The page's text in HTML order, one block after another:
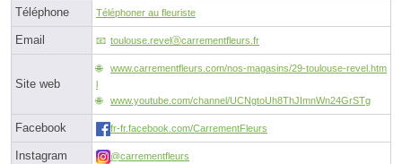
Téléphone Téléphoner au fleuriste
Email toulouse.revelⓐcarrementfleurs.fr
Site web
www.carrementfleurs.com/nos-magasins/29-toulouse-revel.htm
www.youtube.com/channel/UCNgtoUh8ThJImnWn24GrSTg
Facebook fr-fr.facebook.com/CarrementFleurs
Instagram @carrementfleurs